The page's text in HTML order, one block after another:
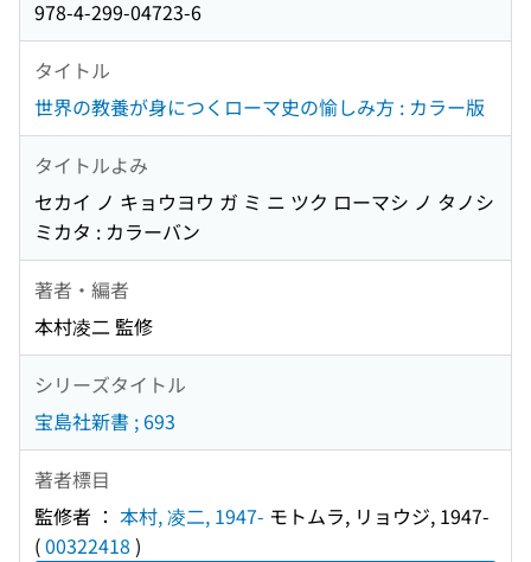
978-4-299-04723-6
タイトル
世界の教養が身につくローマ史の愉しみ方 : カラー版
タイトルよみ
セカイ ノ キョウヨウ ガ ミ ニ ツク ローマシ ノ タノシ
ミカタ : カラーバン
著者・編者
本村凌二 監修
シリーズタイトル
宝島社新書 ; 693
著者標目
監修者 ： 本村, 凌二, 1947- モトムラ, リョウジ, 1947-
(00322418 )